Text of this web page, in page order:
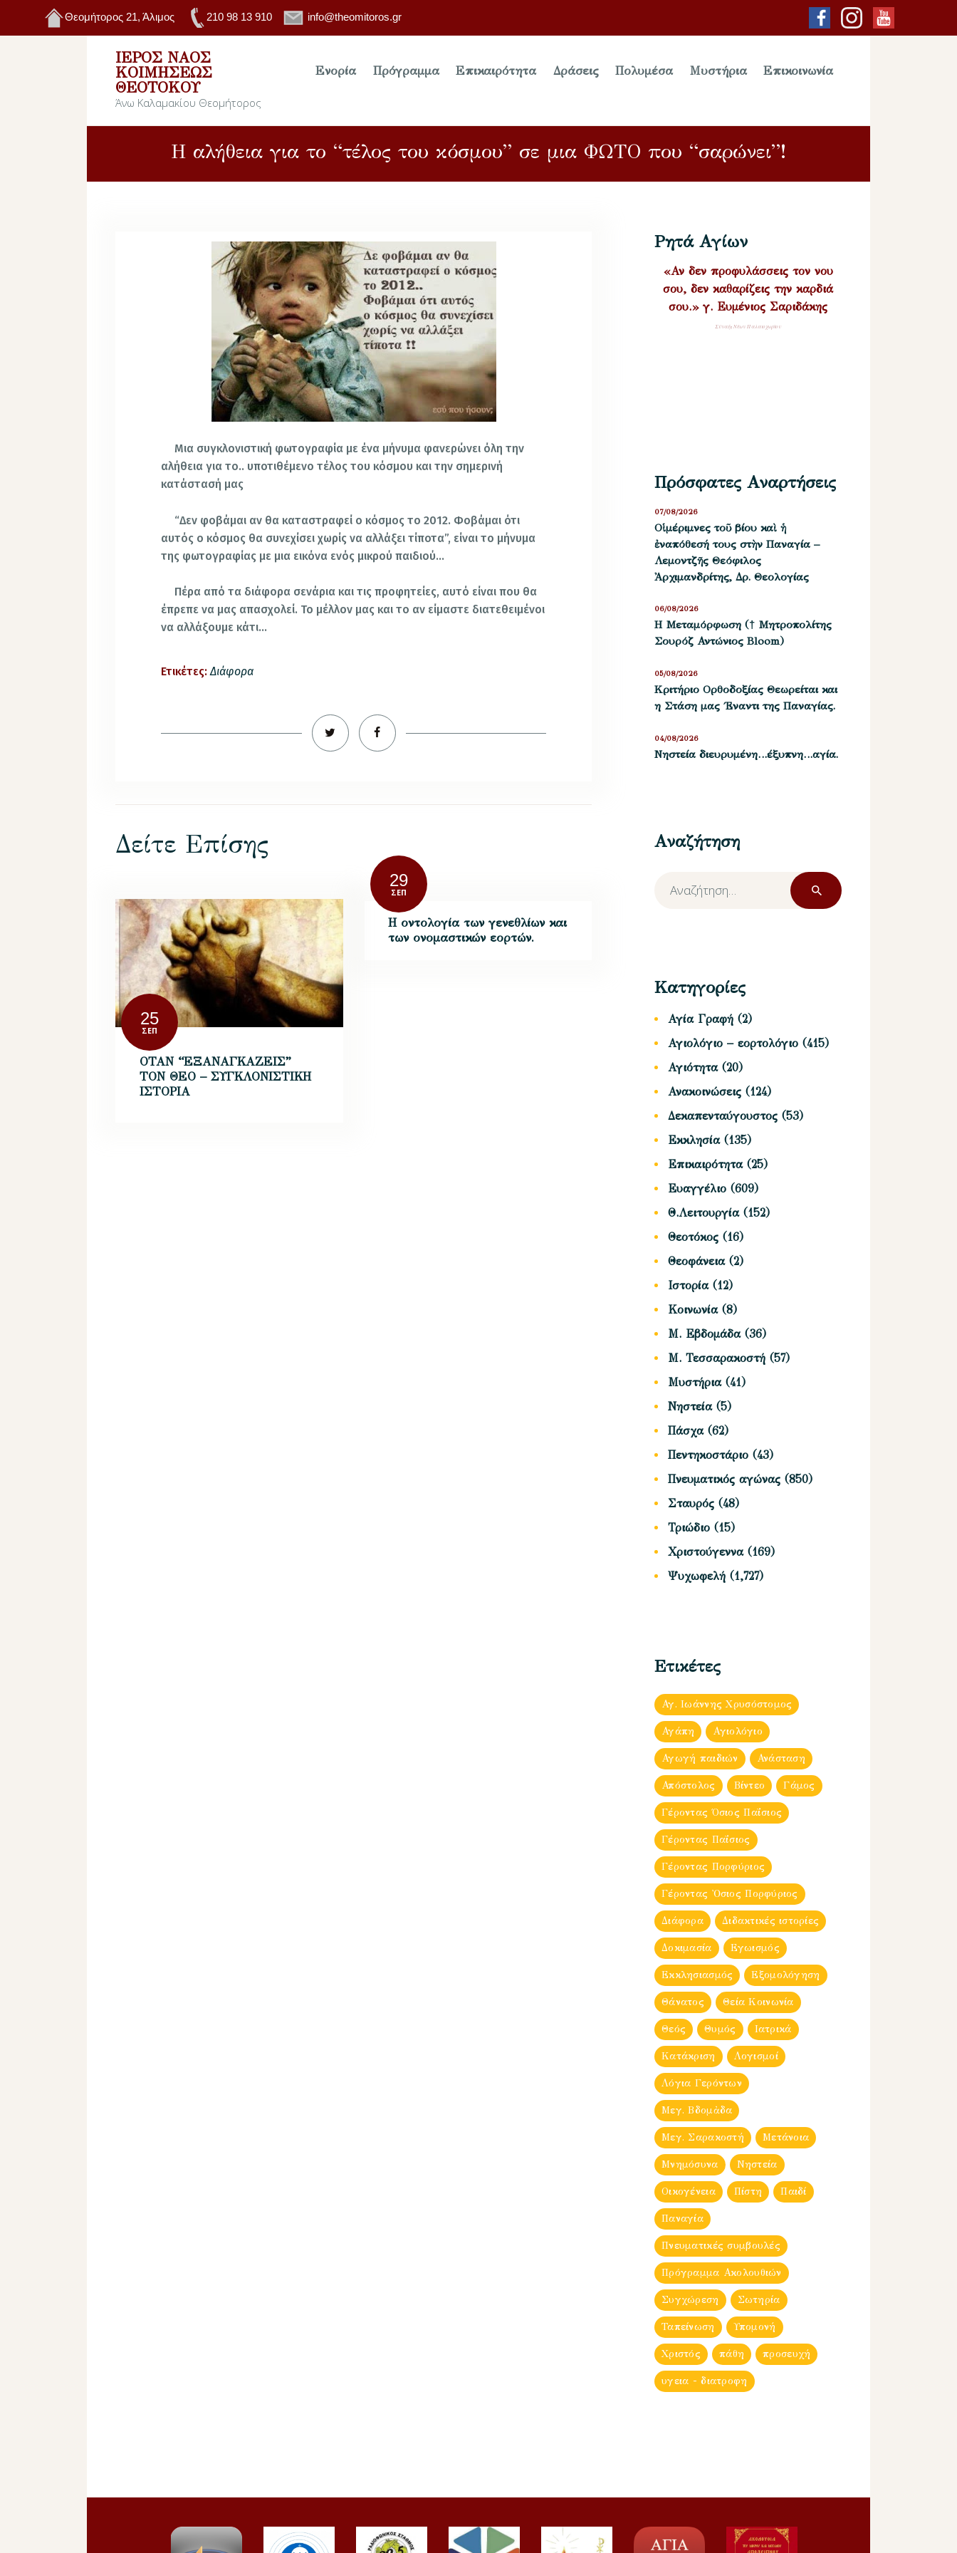
Θεομήτορος 21, Άλιμος 210 98 13 910 info@theomitoros.gr
ΙΕΡΌΣ ΝΑΌΣ
ΚΟΙΜΉΣΕΩΣ
ΘΕΟΤΌΚΟΥ
Άνω Καλαμακίου Θεομήτορος
Ενορία Πρόγραμμα Επικαιρότητα Δράσεις Πολυμέσα Μυστήρια Επικοινωνία
Η αλήθεια για το “τέλος του κόσμου” σε μια ΦΩΤΟ που “σαρώνει”!
Μια συγκλονιστική φωτογραφία με ένα μήνυμα φανερώνει όλη την
αλήθεια για το.. υποτιθέμενο τέλος του κόσμου και την σημερινή
κατάστασή μας
“Δεν φοβάμαι αν θα καταστραφεί ο κόσμος το 2012. Φοβάμαι ότι
αυτός ο κόσμος θα συνεχίσει χωρίς να αλλάξει τίποτα”, είναι το μήνυμα
της φωτογραφίας με μια εικόνα ενός μικρού παιδιού…
Πέρα από τα διάφορα σενάρια και τις προφητείες, αυτό είναι που θα
έπρεπε να μας απασχολεί. Το μέλλον μας και το αν είμαστε διατεθειμένοι
να αλλάξουμε κάτι…
Ετικέτες: Διάφορα
Δείτε Επίσης
25
ΣΕΠ
ΟΤΑΝ “ΕΞΑΝΑΓΚΑΖΕΙΣ”
ΤΟΝ ΘΕΟ – ΣΥΓΚΛΟΝΙΣΤΙΚΗ
ΙΣΤΟΡΙΑ
29
ΣΕΠ
Η οντολογία των γενεθλίων και
των ονομαστικών εορτών.
Ρητά Αγίων
«Αν δεν προφυλάσσεις τον νου
σου, δεν καθαρίζεις την καρδιά
σου.» γ. Ευμένιος Σαριδάκης
Σύναξη Νέων Παλαιοχωρίου
Πρόσφατες Αναρτήσεις
Οἱ μέριμνες τοῦ βίου καὶ ἡ
ἐναπόθεσή τους στὴν Παναγία –
Λεμοντζῆς Θεόφιλος
Ἀρχιμανδρίτης, Δρ. Θεολογίας
07/08/2026
Η Μεταμόρφωση († Μητροπολίτης
Σουρόζ Αντώνιος Bloom)
06/08/2026
Kριτήριο Oρθοδοξίας Θεωρείται και
η Στάση μας ΄Εναντι της Παναγίας.
05/08/2026
Νηστεία διευρυμένη…έξυπνη…αγία.
04/08/2026
Αναζήτηση
Αναζήτηση
για:
Κατηγορίες
Αγία Γραφή (2)
Αγιολόγιο – εορτολόγιο (415)
Αγιότητα(20)
Ανακοινώσεις (124)
Δεκαπενταύγουστος (53)
Εκκλησία(135)
Επικαιρότητα(25)
Ευαγγέλιο (609)
Θ.Λειτουργία(152)
Θεοτόκος (16)
Θεοφάνεια(2)
Ιστορία(12)
Κοινωνία(8)
Μ. Εβδομάδα(36)
Μ. Τεσσαρακοστή (57)
Μυστήρια(41)
Νηστεία(5)
Πάσχα(62)
Πεντηκοστάριο (43)
Πνευματικός αγώνας (850)
Σταυρός (48)
Τριώδιο (15)
Χριστούγεννα(169)
Ψυχωφελή (1,727)
Ετικέτες
Αγ. Ιωάννης Χρυσόστομος
Αγάπη Αγιολόγιο
Αγωγή παιδιών Ανάσταση
Απόστολος Βίντεο Γάμος
Γέροντας Όσιος Παΐσιος
Γέροντας Παΐσιος
Γέροντας Πορφύριος
Γέροντας Ὀσιος Πορφύριος
Διάφορα Διδακτικές ιστορίες
Δοκιμασία Εγωισμός
Εκκλησιασμός Εξομολόγηση
Θάνατος Θεία Κοινωνία
Θεός Θυμός Ιατρικά
Κατάκριση Λογισμοί
Λόγια Γερόντων
Μεγ. Βδομἀδα
Μεγ. Σαρακοστή Μετάνοια
Μνημόσυνα Νηστεία
Οικογένεια Πίστη Παιδί
Παναγία
Πνευματικές συμβουλές
Πρόγραμμα Ακολουθιών
Συγχώρεση Σωτηρία
Ταπείνωση Υπομονή
Χριστός πάθη προσευχή
υγεια - διατροφη